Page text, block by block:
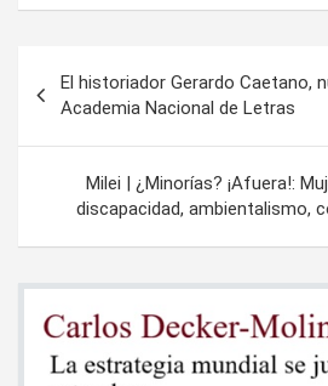
de
entradas
El historiador Gerardo Caetano,
Academia Nacional de Letras
Milei | ¿Minorías? ¡Afuera!:
discapacidad, ambientalismo,